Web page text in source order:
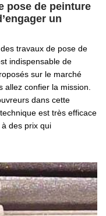
pose de peinture
un
travaux de pose de
indispensable de
sur le marché
confier la mission.
dans cette
est très efficace
des prix qui